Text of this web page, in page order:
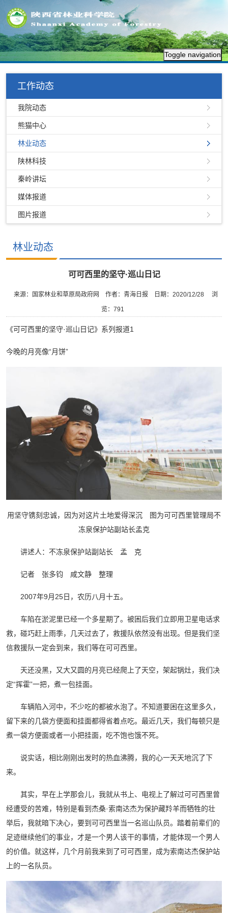
Toggle navigation
工作动态
我院动态
熊猫中心
林业动态
陕林科技
秦岭讲坛
媒体报道
图片报道
林业动态
可可西里的坚守·巡山日记
来源：国家林业和草原局政府网 作者：青海日报 日期：2020/12/28 浏
览： 791
《可可西里的坚守·巡山日记》系列报道1
今晚的月亮像“月饼”
用坚守镌刻忠诚，因为对这片土地爱得深沉 图为可可西里管理局不
冻泉保护站副站长孟克
讲述人：不冻泉保护站副站长 孟 克
记者 张多钧 咸文静 整理
2007年9月25日，农历八月十五。
车陷在淤泥里已经一个多星期了。被困后我们立即用卫星电话求
救，碰巧赶上雨季，几天过去了，救援队依然没有出现。但是我们坚
信救援队一定会到来，我们等在可可西里。
天还没黑，又大又圆的月亮已经爬上了天空，架起锅灶，我们决
定“挥霍”一把，煮一包挂面。
车辆陷入河中，不少吃的都被水泡了。不知道要困在这里多久，
留下来的几袋方便面和挂面都得省着点吃。最近几天，我们每顿只是
煮一袋方便面或者一小把挂面，吃不饱也饿不死。
说实话，相比刚刚出发时的热血沸腾，我的心一天天地沉了下
来。
其实，早在上学那会儿，我就从书上、电视上了解过可可西里曾
经遭受的苦难，特别是看到杰桑·索南达杰为保护藏羚羊而牺牲的壮
举后，我就暗下决心，要到可可西里当一名巡山队员。踏着前辈们的
足迹继续他们的事业，才是一个男人该干的事情，才能体现一个男人
的价值。就这样，几个月前我来到了可可西里，成为索南达杰保护站
上的一名队员。